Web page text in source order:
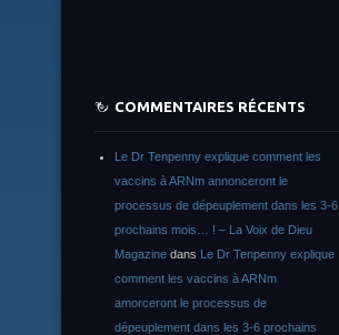
COMMENTAIRES RÉCENTS
Le Dr Tenpenny explique comment les
vaccins à ARNm annonceront le
processus de dépeuplement dans les 3-6
prochains mois… ! – La Voix de Dieu
Magazine dans Le Dr Tenpenny explique
comment les vaccins à ARNm
amorceront le processus de
dépeuplement dans les 3-6 prochains